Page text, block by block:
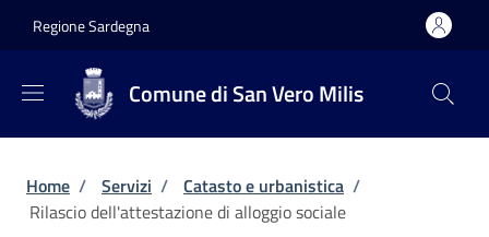
Regione Sardegna
Comune di San Vero Milis
Briciole di pane
Home / Servizi / Catasto e urbanistica /
Rilascio dell'attestazione di alloggio sociale